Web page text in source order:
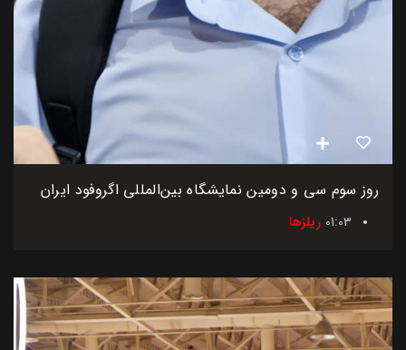
روز سوم سی و دومین نمایشگاه بین‌المللی اگروفود ایران
01:03 ریلزها